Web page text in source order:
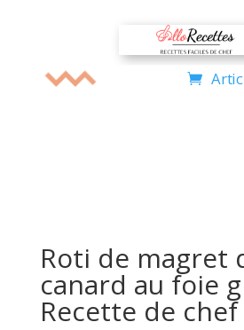
Roti de magret
canard au foie
Recette de chef